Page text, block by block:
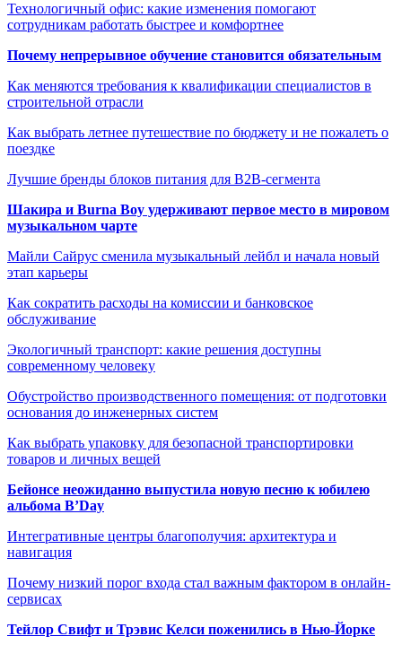
Технологичный офис: какие изменения помогают
сотрудникам работать быстрее и комфортнее
Почему непрерывное обучение становится обязательным
Как меняются требования к квалификации специалистов в
строительной отрасли
Как выбрать летнее путешествие по бюджету и не пожалеть о
поездке
Лучшие бренды блоков питания для B2B-сегмента
Шакира и Burna Boy удерживают первое место в мировом
музыкальном чарте
Майли Сайрус сменила музыкальный лейбл и начала новый
этап карьеры
Как сократить расходы на комиссии и банковское
обслуживание
Экологичный транспорт: какие решения доступны
современному человеку
Обустройство производственного помещения: от подготовки
основания до инженерных систем
Как выбрать упаковку для безопасной транспортировки
товаров и личных вещей
Бейонсе неожиданно выпустила новую песню к юбилею
альбома B’Day
Интегративные центры благополучия: архитектура и
навигация
Почему низкий порог входа стал важным фактором в онлайн-
сервисах
Тейлор Свифт и Трэвис Келси поженились в Нью-Йорке